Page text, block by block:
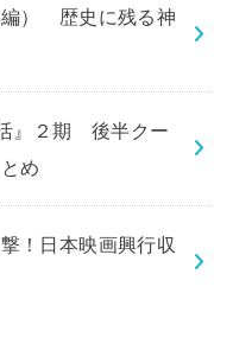
編） 歴史に残る神
』２期 後半クー
め
！日本映画興行収